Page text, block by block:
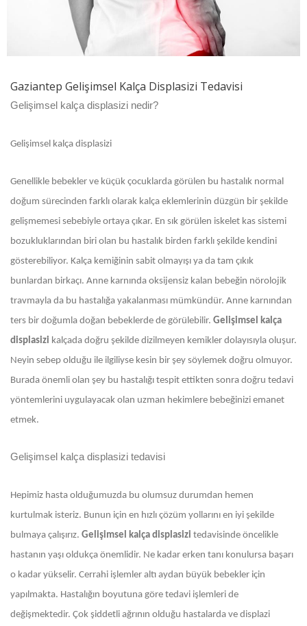
Gaziantep Gelişimsel Kalça Displasizi Tedavisi
Gelişimsel kalça displasizi nedir?
Gelişimsel kalça displasizi
Genellikle bebekler ve küçük çocuklarda görülen bu hastalık normal
doğum sürecinden farklı olarak kalça eklemlerinin düzgün bir şekilde
gelişmemesi sebebiyle ortaya çıkar. En sık görülen iskelet kas sistemi
bozukluklarından biri olan bu hastalık birden farklı şekilde kendini
gösterebiliyor. Kalça kemiğinin sabit olmayışı ya da tam çıkık
bunlardan birkaçı. Anne karnında oksijensiz kalan bebeğin nörolojik
travmayla da bu hastalığa yakalanması mümkündür. Anne karnından
ters bir doğumla doğan bebeklerde de görülebilir. Gelişimsel kalça
displasizi kalçada doğru şekilde dizilmeyen kemikler dolayısıyla oluşur.
Neyin sebep olduğu ile ilgiliyse kesin bir şey söylemek doğru olmuyor.
Burada önemli olan şey bu hastalığı tespit ettikten sonra doğru tedavi
yöntemlerini uygulayacak olan uzman hekimlere bebeğinizi emanet
etmek.
Gelişimsel kalça displasizi tedavisi
Hepimiz hasta olduğumuzda bu olumsuz durumdan hemen
kurtulmak isteriz. Bunun için en hızlı çözüm yollarını en iyi şekilde
bulmaya çalışırız. Gelişimsel kalça displasizi tedavisinde öncelikle
hastanın yaşı oldukça önemlidir. Ne kadar erken tanı konulursa başarı
o kadar yükselir. Cerrahi işlemler altı aydan büyük bebekler için
yapılmakta. Hastalığın boyutuna göre tedavi işlemleri de
değişmektedir. Çok şiddetli ağrının olduğu hastalarda ve displazi